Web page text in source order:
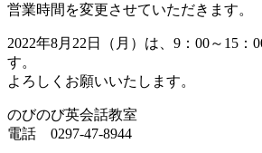
営業時間を変更させていただきます。
2022年8月22日（月）は、9：00～15：
す。
よろしくお願いいたします。
のびのび英会話教室
電話 0297-47-8944